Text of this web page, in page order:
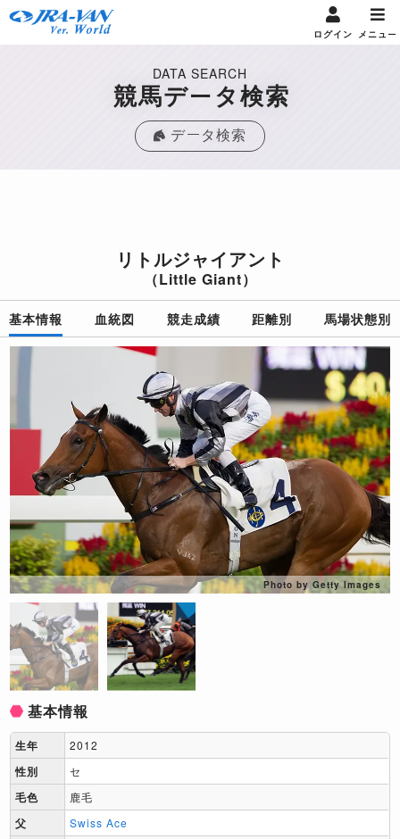
ログイン メニュー
DATA SEARCH
競馬データ検索
データ検索
リトルジャイアント
（Little Giant）
基本情報 血統図 競走成績 距離別 馬場状態別
Photo by Getty Images
基本情報
生年 2012
性別 セ
毛色 鹿毛
父 Swiss Ace